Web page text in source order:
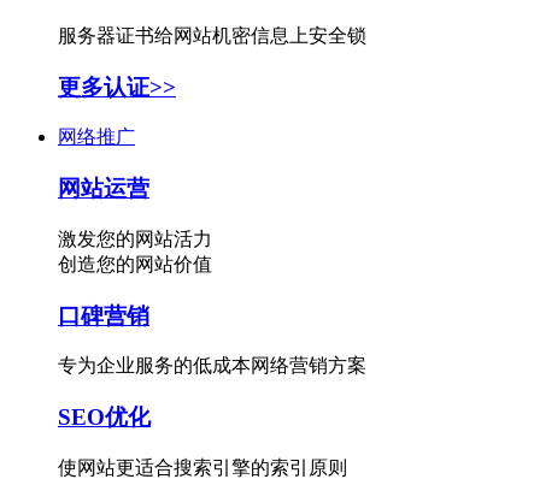
服务器证书给网站机密信息上安全锁
更多认证>>
网络推广
网站运营
激发您的网站活力
创造您的网站价值
口碑营销
专为企业服务的低成本网络营销方案
SEO优化
使网站更适合搜索引擎的索引原则